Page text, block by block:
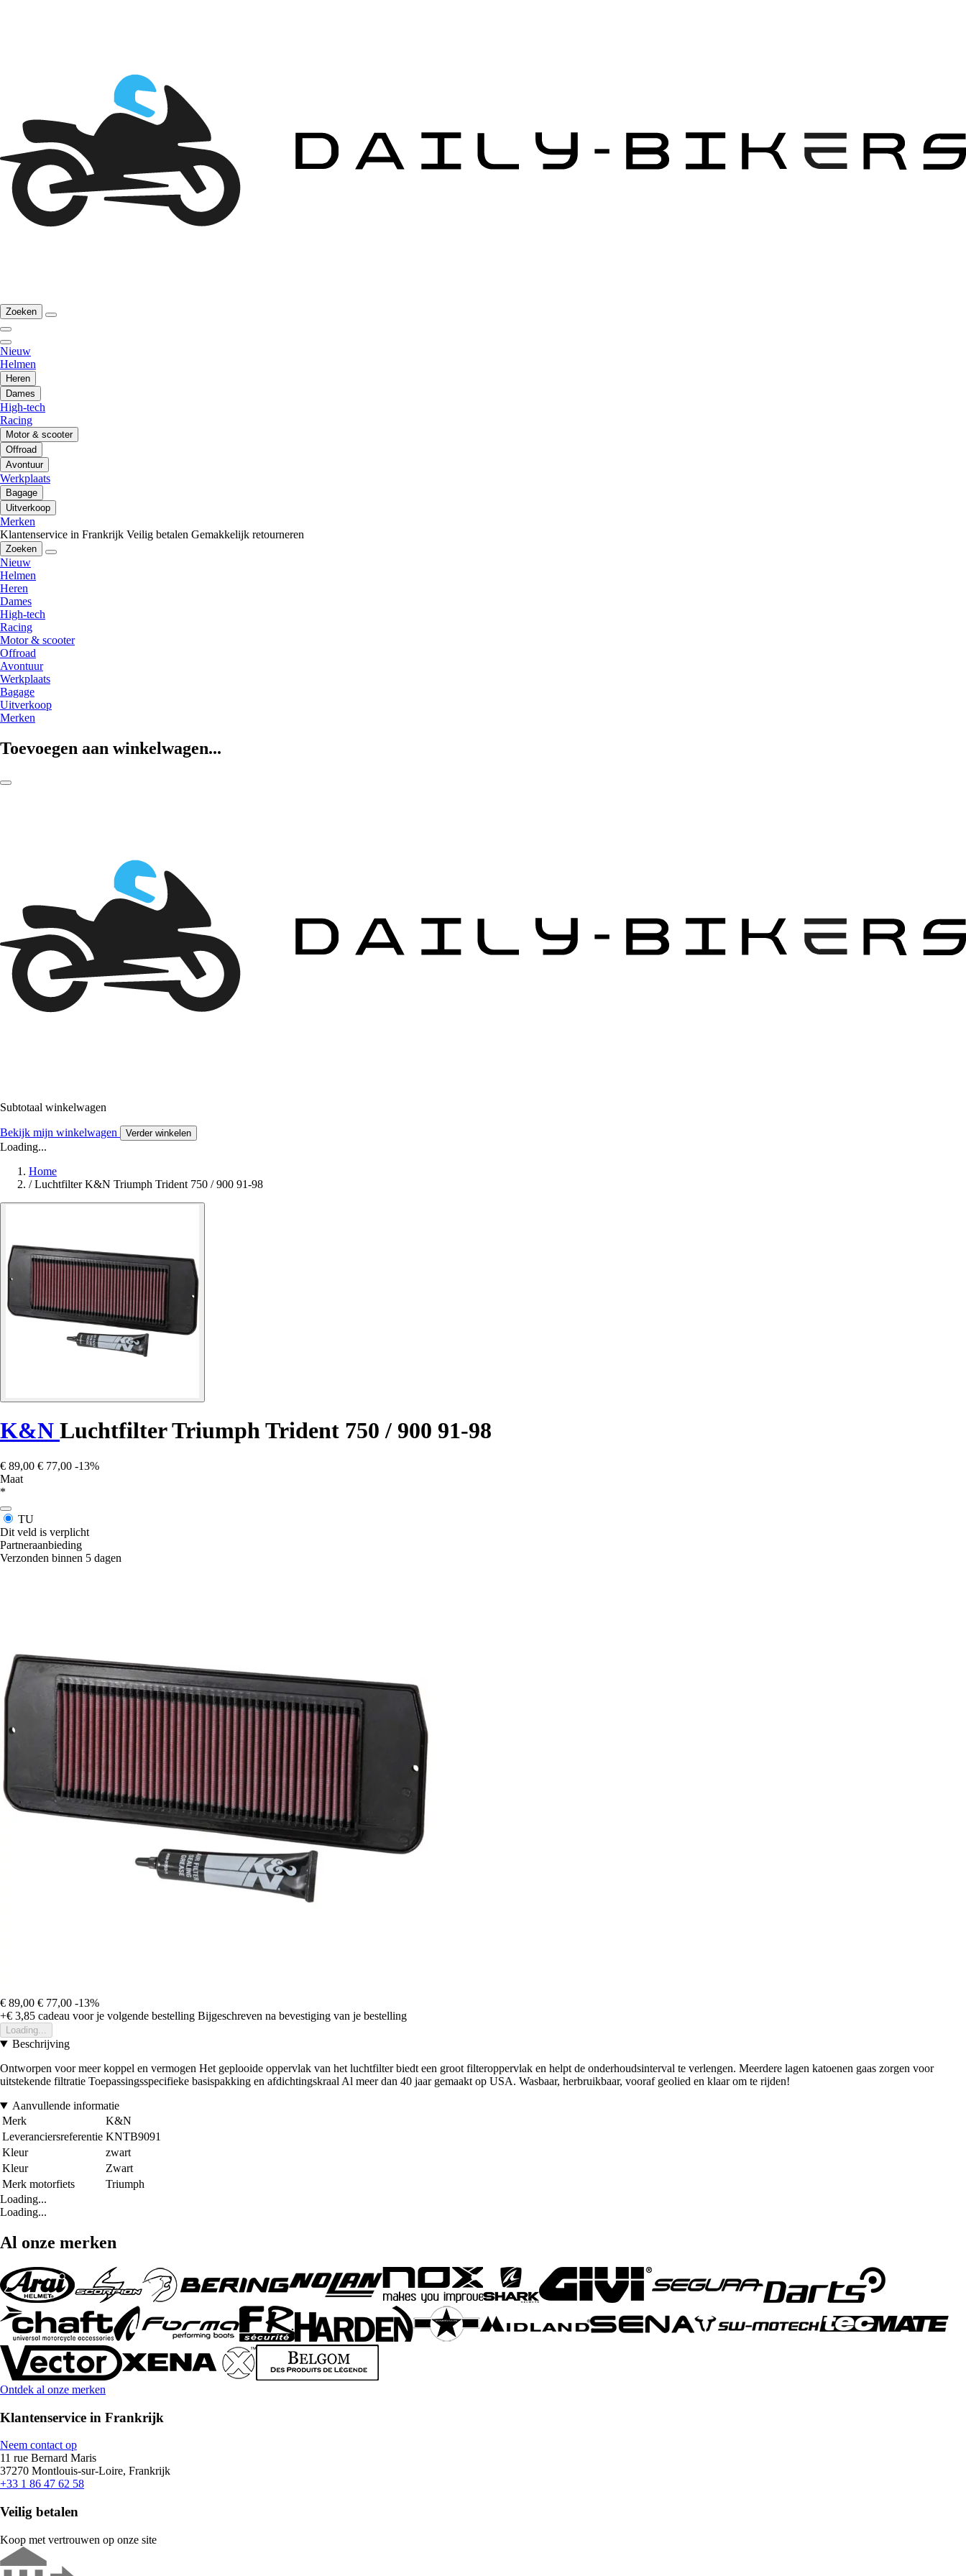
Zoeken
Nieuw
Helmen
Heren
Dames
High-tech
Racing
Motor & scooter
Offroad
Avontuur
Werkplaats
Bagage
Uitverkoop
Merken
Klantenservice in Frankrijk Veilig betalen Gemakkelijk retourneren
Zoeken
Nieuw
Helmen
Heren
Dames
High-tech
Racing
Motor & scooter
Offroad
Avontuur
Werkplaats
Bagage
Uitverkoop
Merken
Toevoegen aan winkelwagen...
Subtotaal winkelwagen
Bekijk mijn winkelwagen Verder winkelen
Loading...
Home
/ Luchtfilter K&N Triumph Trident 750 / 900 91-98
K&N Luchtfilter Triumph Trident 750 / 900 91-98
€ 89,00 € 77,00 -13%
Maat
*
TU
Dit veld is verplicht
Partneraanbieding
Verzonden binnen 5 dagen
€ 89,00 € 77,00 -13%
+€ 3,85 cadeau voor je volgende bestelling Bijgeschreven na bevestiging van je bestelling
Loading...
Beschrijving
Ontworpen voor meer koppel en vermogen Het geplooide oppervlak van het luchtfilter biedt een groot filteroppervlak en helpt de onderhoudsinterval te verlengen. Meerdere lagen katoenen gaas zorgen voor
uitstekende filtratie Toepassingsspecifieke basispakking en afdichtingskraal Al meer dan 40 jaar gemaakt op USA. Wasbaar, herbruikbaar, vooraf geolied en klaar om te rijden!
Aanvullende informatie
Merk
K&N
Leveranciersreferentie KNTB9091
Kleur
zwart
Kleur
Zwart
Merk motorfiets
Triumph
Loading...
Loading...
Al onze merken
Ontdek al onze merken
Klantenservice in Frankrijk
Neem contact op
11 rue Bernard Maris
37270 Montlouis-sur-Loire, Frankrijk
+33 1 86 47 62 58
Veilig betalen
Koop met vertrouwen op onze site